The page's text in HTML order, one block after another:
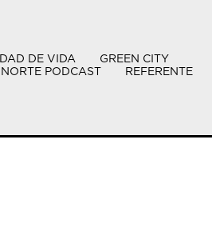
DE VIDA
GREEN CITY
PODCAST REFERENTE